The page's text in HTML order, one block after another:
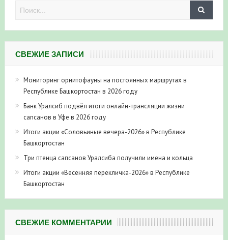
СВЕЖИЕ ЗАПИСИ
Мониторинг орнитофауны на постоянных маршрутах в
Республике Башкортостан в 2026 году
Банк Уралсиб подвёл итоги онлайн-трансляции жизни
сапсанов в Уфе в 2026 году
Итоги акции «Соловьиные вечера-2026» в Республике
Башкортостан
Три птенца сапсанов Уралсиба получили имена и кольца
Итоги акции «Весенняя перекличка-2026» в Республике
Башкортостан
СВЕЖИЕ КОММЕНТАРИИ